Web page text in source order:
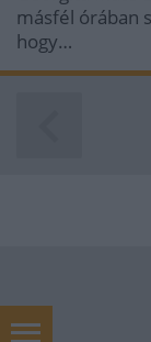
másfél órában
hogy…